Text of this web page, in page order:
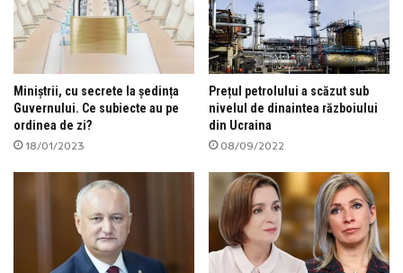
Miniștrii, cu secrete la ședința
Guvernului. Ce subiecte au pe
ordinea de zi?
18/01/2023
Prețul petrolului a scăzut sub
nivelul de dinaintea războiului
din Ucraina
08/09/2022